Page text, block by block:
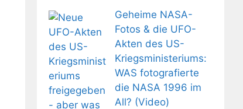
Geheime NASA-
Fotos & die UFO-
Akten des US-
Kriegsministeriums:
WAS fotografierte
die NASA 1996 im
All? (Video)